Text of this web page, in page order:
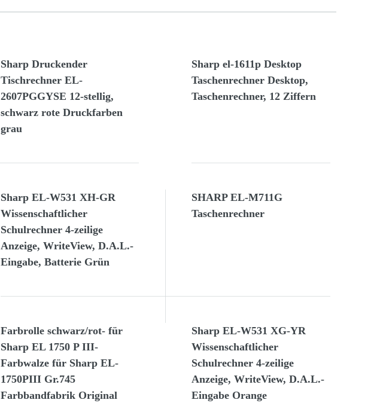
Sharp Druckender
Tischrechner EL-
2607PGGYSE 12-stellig,
schwarz rote Druckfarben
grau
Sharp el-1611p Desktop
Taschenrechner Desktop,
Taschenrechner, 12 Ziffern
Sharp EL-W531 XH-GR
Wissenschaftlicher
Schulrechner 4-zeilige
Anzeige, WriteView, D.A.L.-
Eingabe, Batterie Grün
SHARP EL-M711G
Taschenrechner
Farbrolle schwarz/rot- für
Sharp EL 1750 P III-
Farbwalze für Sharp EL-
1750PIII Gr.745
Farbbandfabrik Original
Sharp EL-W531 XG-YR
Wissenschaftlicher
Schulrechner 4-zeilige
Anzeige, WriteView, D.A.L.-
Eingabe Orange